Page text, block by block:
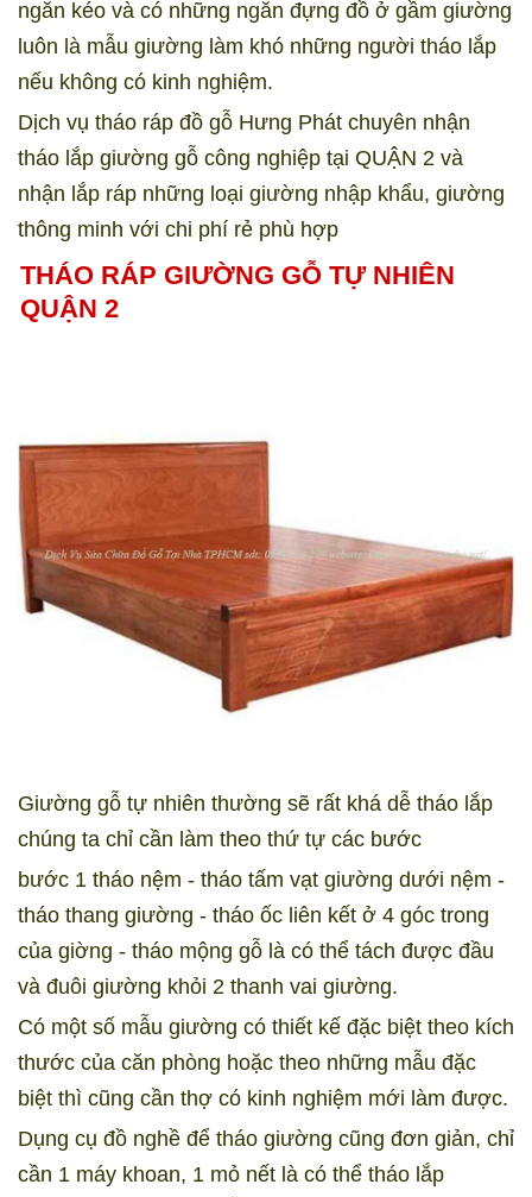
ngăn kéo và có những ngăn đựng đồ ở gầm giường
luôn là mẫu giường làm khó những người tháo lắp
nếu không có kinh nghiệm.
Dịch vụ tháo ráp đồ gỗ Hưng Phát chuyên nhận
tháo lắp giường gỗ công nghiệp tại QUẬN 2 và
nhận lắp ráp những loại giường nhập khẩu, giường
thông minh với chi phí rẻ phù hợp
THÁO RÁP GIƯỜNG GỖ TỰ NHIÊN
QUẬN 2
Giường gỗ tự nhiên thường sẽ rất khá dễ tháo lắp
chúng ta chỉ cần làm theo thứ tự các bước
bước 1 tháo nệm - tháo tấm vạt giường dưới nệm -
tháo thang giường - tháo ốc liên kết ở 4 góc trong
của giờng - tháo mộng gỗ là có thể tách được đầu
và đuôi giường khỏi 2 thanh vai giường.
Có một số mẫu giường có thiết kế đặc biệt theo kích
thước của căn phòng hoặc theo những mẫu đặc
biệt thì cũng cần thợ có kinh nghiệm mới làm được.
Dụng cụ đồ nghề để tháo giường cũng đơn giản, chỉ
cần 1 máy khoan, 1 mỏ nết là có thể tháo lắp